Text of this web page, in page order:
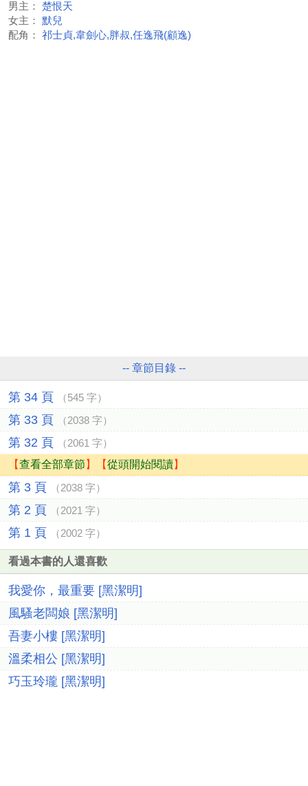
男主：
楚恨天
女主：
默兒
配角：
祁士貞,韋劍心,胖叔,任逸飛(顧逸)
-- 章節目錄 --
第 34 頁 （545 字）
第 33 頁 （2038 字）
第 32 頁 （2061 字）
【查看全部章節 】【從頭開始閱讀】
第 3 頁 （2038 字）
第 2 頁 （2021 字）
第 1 頁 （2002 字）
看過本書的人還喜歡
我愛你，最重要 [黑潔明]
風騷老闆娘 [黑潔明]
吾妻小樓 [黑潔明]
溫柔相公 [黑潔明]
巧玉玲瓏 [黑潔明]